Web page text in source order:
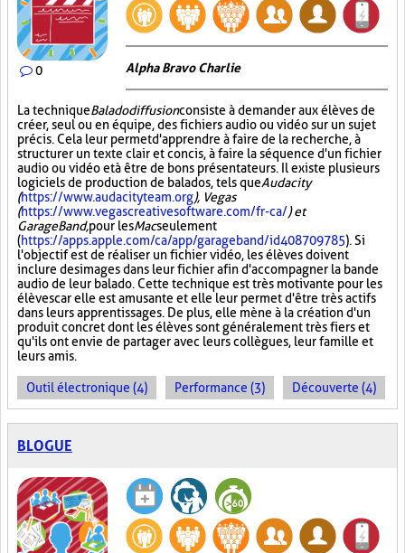
0 Alpha Bravo Charlie
La techniqueBaladodiffusionconsiste à demander aux élèves de
créer, seul ou en équipe, des fichiers audio ou vidéo sur un sujet
précis. Cela leur permet d'apprendre à faire de la recherche, à
structurer un texte clair et concis, à faire la séquence d'un fichier
audio ou vidéo et à être de bons présentateurs. Il existe plusieurs
logiciels de production de balados, tels queAudacity
(https://www.audacityteam.org), Vegas
(https://www.vegascreativesoftware.com/fr-ca/) et
GarageBand,pour lesMacseulement
(https://apps.apple.com/ca/app/garageband/id408709785). Si
l'objectif est de réaliser un fichier vidéo, les élèves doivent
inclure des images dans leur fichier afin d'accompagner la bande
audio de leur balado. Cette technique est très motivante pour les
élèves car elle est amusante et elle leur permet d'être très actifs
dans leurs apprentissages. De plus, elle mène à la création d'un
produit concret dont les élèves sont généralement très fiers et
qu'ils ont envie de partager avec leurs collègues, leur famille et
leurs amis.
Outil électronique (4) Performance (3) Découverte (4)
BLOGUE